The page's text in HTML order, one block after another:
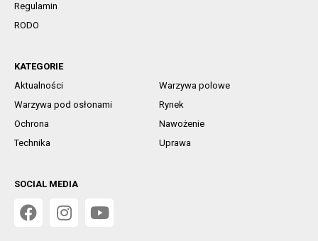
Regulamin
RODO
KATEGORIE
Aktualności
Warzywa polowe
Warzywa pod osłonami
Rynek
Ochrona
Nawożenie
Technika
Uprawa
SOCIAL MEDIA